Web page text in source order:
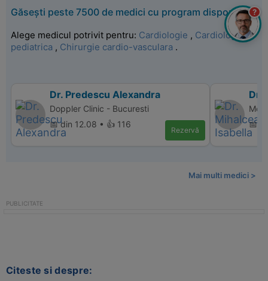
Găsești peste 7500 de medici cu program disponibil
Alege medicul potrivit pentru: Cardiologie , Cardiologie
pediatrica , Chirurgie cardio-vasculara .
Dr. Predescu Alexandra
Doppler Clinic - Bucuresti
📅 din 12.08 • 👍 116
Rezervă
Dr.
📅
Mai multi medici >
Citeste si despre:
?